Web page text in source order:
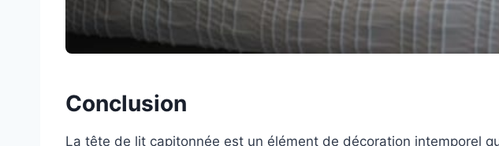
Conclusion
La tête de lit capitonnée est un élément de décoration intemporel